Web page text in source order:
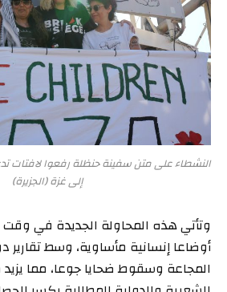
النشطاء على متن سفينة حنظلة رفعوا لافتات
إلى غزة (الجزيرة)
وتأتي هذه المحاولة الجديدة في
أوضاعا إنسانية مأساوية، وسط
المجاعة وسقوط ضحايا جوعا، مما